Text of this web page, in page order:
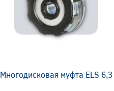
Многодисковая муфта ELS 6,3